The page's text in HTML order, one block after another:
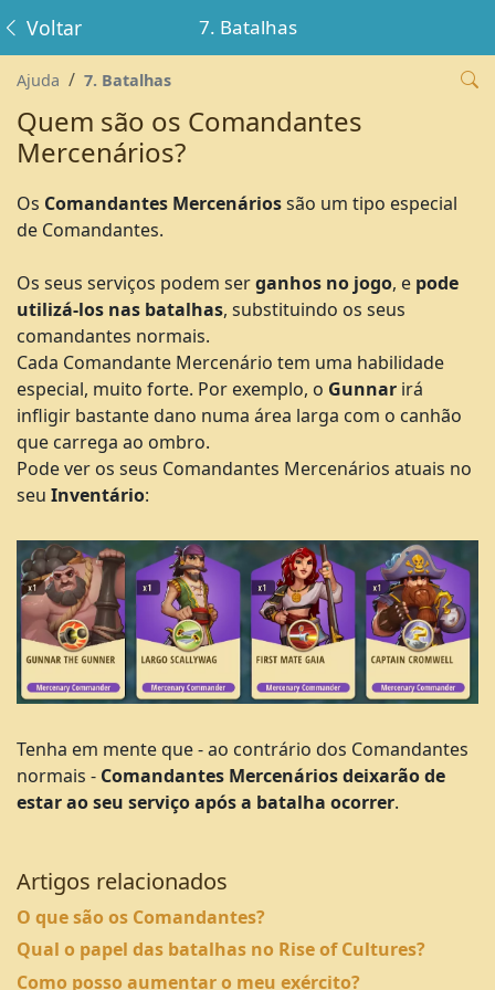
7. Batalhas
Voltar
Ajuda 7. Batalhas
Quem são os Comandantes
Mercenários?
Os Comandantes Mercenáriossão um tipo especial
de Comandantes.
Os seus serviços podem serganhos no jogo, e pode
utilizá-los nas batalhas, substituindo os seus
comandantes normais.
Cada Comandante Mercenário tem uma habilidade
especial, muito forte. Por exemplo, o Gunnar irá
infligir bastante dano numa área larga com o canhão
que carrega ao ombro.
Pode ver os seus Comandantes Mercenários atuais no
seu Inventário:
Tenha em mente que - ao contrário dos Comandantes
normais - Comandantes Mercenários deixarão de
estar ao seu serviço após a batalha ocorrer.
Artigos relacionados
O que são os Comandantes?
Qual o papel das batalhas no Rise of Cultures?
Como posso aumentar o meu exército?